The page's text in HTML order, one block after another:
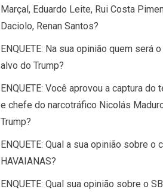
Marçal, Eduardo Leite, Rui Costa
Daciolo, Renan Santos?
ENQUETE: Na sua opinião quem será
alvo do Trump?
ENQUETE: Você aprovou a captura do
e chefe do narcotráfico Nicolás
Trump?
ENQUETE: Qual a sua opinião sobre o
HAVAIANAS?
ENQUETE: Qual sua opinião sobre o